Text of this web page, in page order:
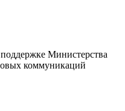
Министерства
коммуникаций